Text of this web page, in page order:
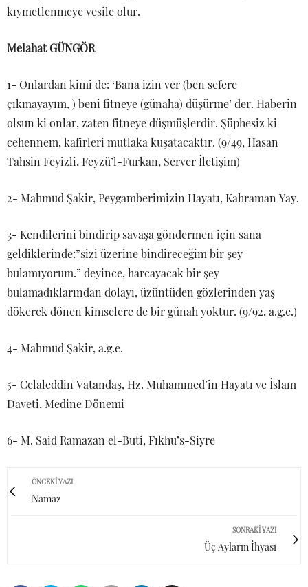
kıymetlenmeye vesile olur.
Melahat GÜNGÖR
1- Onlardan kimi de: ‘Bana izin ver (ben sefere
çıkmayayım, ) beni fitneye (günaha) düşürme’ der. Haberin
olsun ki onlar, zaten fitneye düşmüşlerdir. Şüphesiz ki
cehennem, kafirleri mutlaka kuşatacaktır. (9/49, Hasan
Tahsin Feyizli, Feyzü’l-Furkan, Server İletişim)
2- Mahmud Şakir, Peygamberimizin Hayatı, Kahraman Yay.
3- Kendilerini bindirip savaşa göndermen için sana
geldiklerinde:”sizi üzerine bindireceğim bir şey
bulamıyorum.” deyince, harcayacak bir şey
bulamadıklarından dolayı, üzüntüden gözlerinden yaş
dökerek dönen kimselere de bir günah yoktur. (9/92, a.g.e.)
4- Mahmud Şakir, a.g.e.
5- Celaleddin Vatandaş, Hz. Muhammed’in Hayatı ve İslam
Daveti, Medine Dönemi
6- M. Said Ramazan el-Buti, Fıkhu’s-Siyre
ÖNCEKI YAZI
Namaz
SONRAKI YAZI
Üç Ayların İhyası